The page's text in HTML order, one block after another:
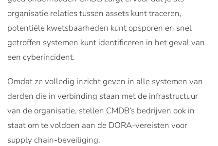
organisatie relaties tussen assets kunt traceren,
potentiële kwetsbaarheden kunt opsporen en snel
getroffen systemen kunt identificeren in het geval van
een cyberincident.
Omdat ze volledig inzicht geven in alle systemen van
derden die in verbinding staan met de infrastructuur
van de organisatie, stellen CMDB’s bedrijven ook in
staat om te voldoen aan de DORA-vereisten voor
supply chain-beveiliging.